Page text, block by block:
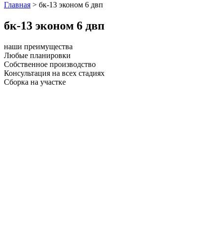
Главная > бк-13 эконом 6 двп
бк-13 эконом 6 двп
наши преимущества
Любые планировки
Собственное производство
Консультация на всех стадиях
Сборка на участке